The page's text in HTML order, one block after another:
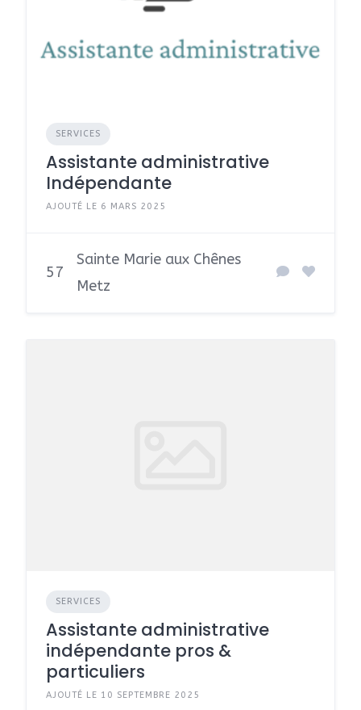
SERVICES
Assistante administrative
Indépendante
AJOUTÉ LE 6 MARS 2025
57
Sainte Marie aux Chênes
Metz
SERVICES
Assistante administrative
indépendante pros &
particuliers
AJOUTÉ LE 10 SEPTEMBRE 2025